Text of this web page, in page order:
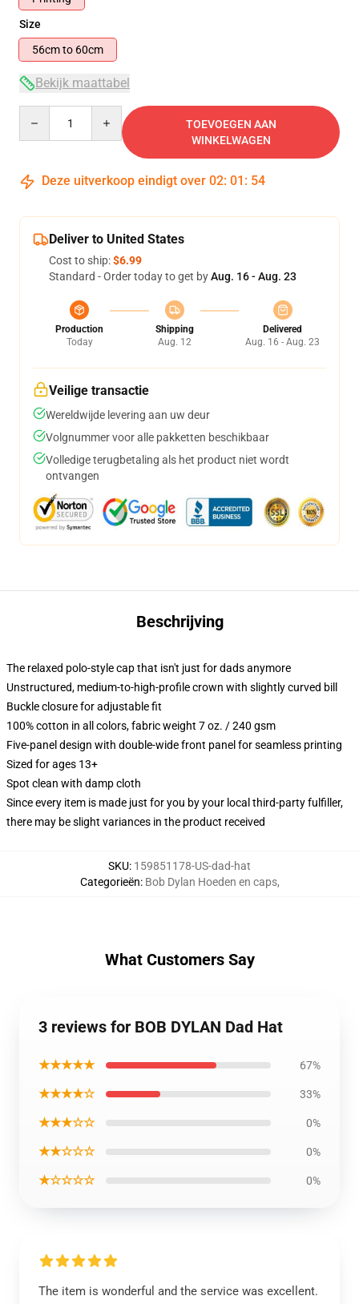
Size
56cm to 60cm
Bekijk maattabel
TOEVOEGEN AAN
WINKELWAGEN
Deze uitverkoop eindigt over 02: 01 : 53
Deliver to United States
Cost to ship:$6.99
Standard - Order today to get byAug. 16 - Aug. 23
Production
Today
Shipping
Aug. 12
Delivered
Aug. 16 - Aug. 23
Veilige transactie
Wereldwijde levering aan uw deur
Volgnummer voor alle pakketten beschikbaar
Volledige terugbetaling als het product niet wordt
ontvangen
Beschrijving
The relaxed polo-style cap that isn't just for dads anymore
Unstructured, medium-to-high-profile crown with slightly curved bill
Buckle closure for adjustable fit
100% cotton in all colors, fabric weight 7 oz. / 240 gsm
Five-panel design with double-wide front panel for seamless printing
Sized for ages 13+
Spot clean with damp cloth
Since every item is made just for you by your local third-party fulfiller,
there may be slight variances in the product received
SKU: 159851178-US-dad-hat
Categorieën: Bob Dylan Hoeden en caps,
What Customers Say
3 reviews for BOB DYLAN Dad Hat
★★★★★ 67%
★★★★☆ 33%
★★★☆☆ 0%
★★☆☆☆ 0%
★☆☆☆☆ 0%
The item is wonderful and the service was excellent.